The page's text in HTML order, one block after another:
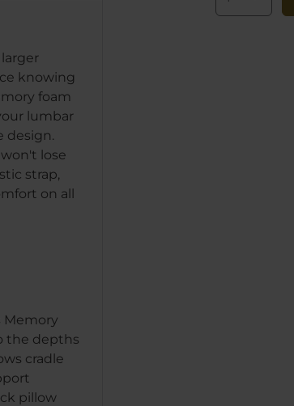
knowing
foam
lumbar
design.
lose
strap,
on all
Memory
the depths
cradle
pillow